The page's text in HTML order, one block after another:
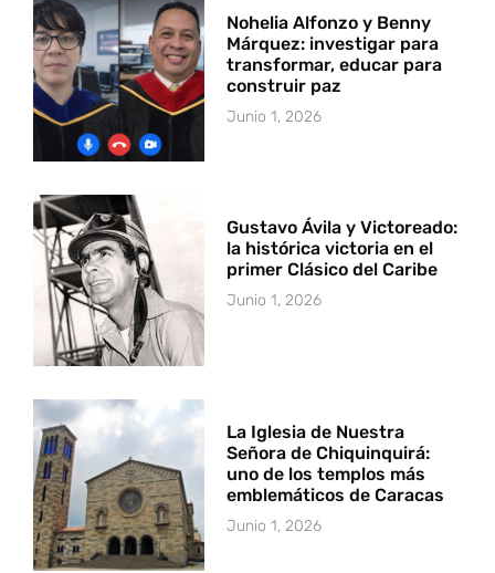
Nohelia Alfonzo y Benny
Márquez: investigar para
transformar, educar para
construir paz
Junio 1, 2026
Gustavo Ávila y Victoreado:
la histórica victoria en el
primer Clásico del Caribe
Junio 1, 2026
La Iglesia de Nuestra
Señora de Chiquinquirá:
uno de los templos más
emblemáticos de Caracas
Junio 1, 2026